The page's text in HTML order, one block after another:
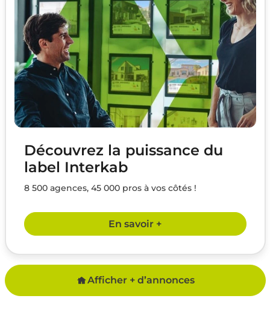
Découvrez la puissance du
label Interkab
8 500 agences, 45 000 pros à vos côtés !
En savoir +
Afficher + d’annonces